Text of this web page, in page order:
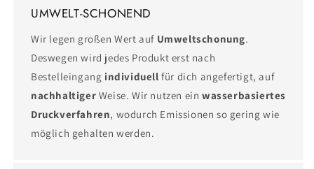
UMWELT-SCHONEND
Wir legen großen Wert auf Umweltschonung.
Deswegen wird jedes Produkt erst nach
Bestelleingang individuell für dich angefertigt, auf
nachhaltiger Weise. Wir nutzen einwasserbasiertes
Druckverfahren, wodurch Emissionen so gering wie
möglich gehalten werden.